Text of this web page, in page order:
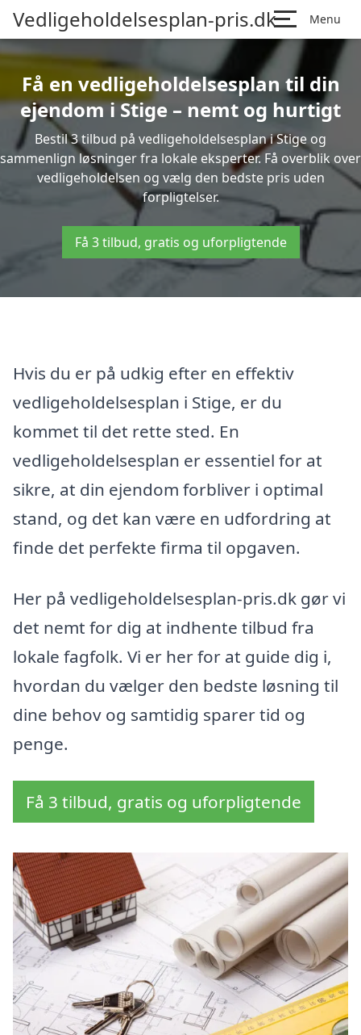
Vedligeholdelsesplan-pris.dk Menu
Få en vedligeholdelsesplan til din
ejendom i Stige – nemt og hurtigt
Bestil 3 tilbud på vedligeholdelsesplan i Stige og
sammenlign løsninger fra lokale eksperter. Få overblik over
vedligeholdelsen og vælg den bedste pris uden
forpligtelser.
Få 3 tilbud, gratis og uforpligtende
Hvis du er på udkig efter en effektiv
vedligeholdelsesplan i Stige, er du
kommet til det rette sted. En
vedligeholdelsesplan er essentiel for at
sikre, at din ejendom forbliver i optimal
stand, og det kan være en udfordring at
finde det perfekte firma til opgaven.
Her på vedligeholdelsesplan-pris.dk gør vi
det nemt for dig at indhente tilbud fra
lokale fagfolk. Vi er her for at guide dig i,
hvordan du vælger den bedste løsning til
dine behov og samtidig sparer tid og
penge.
Få 3 tilbud, gratis og uforpligtende